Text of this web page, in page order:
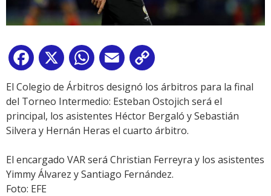
Facebook
X WhatsApp
Email
Link
El Colegio de Árbitros designó los árbitros para la final
del Torneo Intermedio: Esteban Ostojich será el
principal, los asistentes Héctor Bergaló y Sebastián
Silvera y Hernán Heras el cuarto árbitro.
El encargado VAR será Christian Ferreyra y los asistentes
Yimmy Álvarez y Santiago Fernández.
Foto: EFE